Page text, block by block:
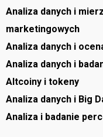
Analiza danych i
marketingowych
Analiza danych i
Analiza danych i
Altcoiny i tokeny
Analiza danych i Big
Analiza i badanie